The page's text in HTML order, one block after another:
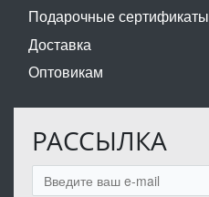
Подарочные сертификаты
Доставка
Оптовикам
РАССЫЛКА